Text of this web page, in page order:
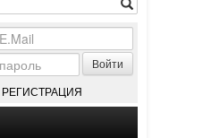
Войти
РЕГИСТРАЦИЯ